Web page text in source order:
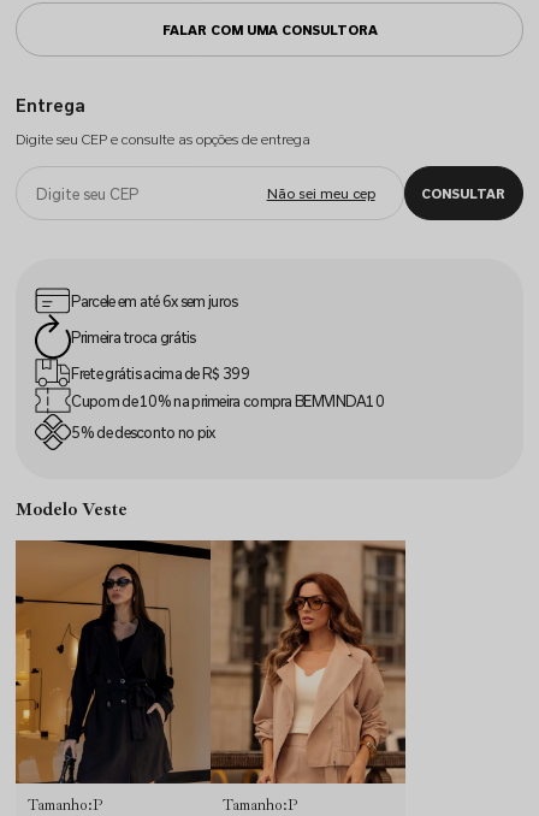
Parcele em até6x sem juros
Primeira troca grátis
Frete grátis acimade R$ 399
Cupom de 10% naprimeira compraBEMVINDA10
5% de desconto no pix
Modelo Veste
Tamanho:P
Tamanho:P